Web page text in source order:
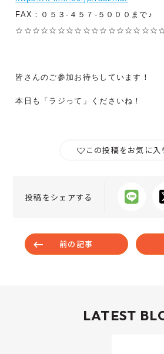
FAX：０５３-４５７-５０００まで♪
皆さんのご参加お待ちしています！
本日も「ラジって」くださいね！
この投稿をお気に入
投稿をシェアする
前の記事
LATEST